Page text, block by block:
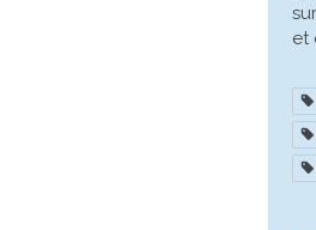
et